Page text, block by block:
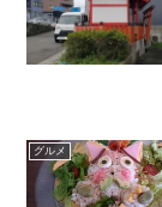
グルメ